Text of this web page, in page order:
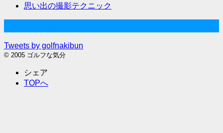
思い出の撮影テクニック
Tweets by golfnakibun
© 2005 ゴルフな気分
シェア
TOPへ